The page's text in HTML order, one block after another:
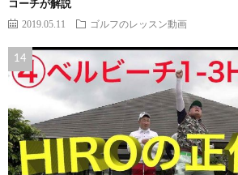
コーチが解説
2019.05.11 ゴルフのレッスン動画